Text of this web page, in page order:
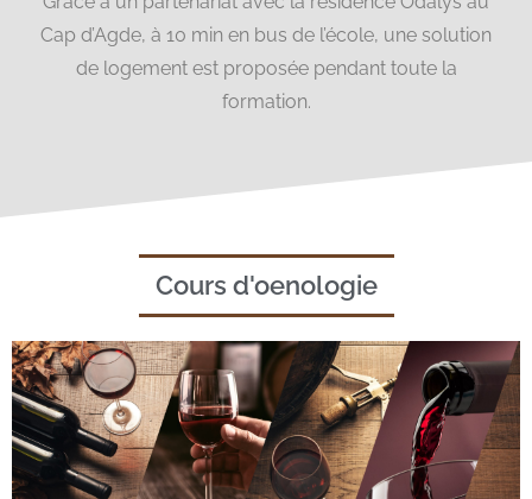
Cap d’Agde, à 10 min en bus de l’école, une solution
de logement est proposée pendant toute la
formation.
Cours d'oenologie